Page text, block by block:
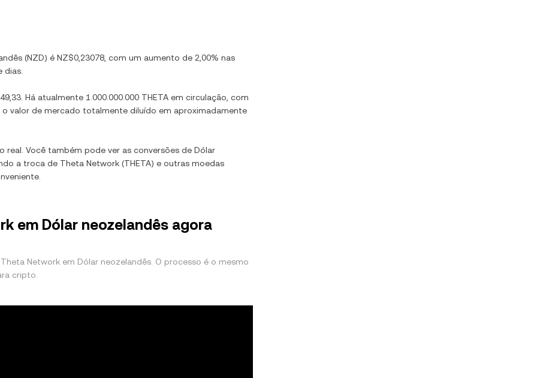
(NZD) é NZ$0,23078 , com um aumento de 2,00% nas
dias.
. Há atualmente 1.000.000.000 THETA em circulação, com
o valor de mercado totalmente diluído em aproximadamente
Você também pode ver as conversões de Dólar
a troca de Theta Network (THETA) e outras moedas
em Dólar neozelandês agora
Network em Dólar neozelandês. O processo é o mesmo
cripto.